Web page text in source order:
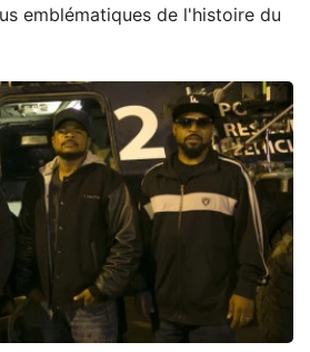
emblématiques de l'histoire du